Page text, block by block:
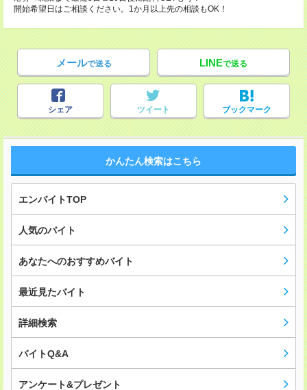
開始希望日はご相談ください。1か月以上先の相談もOK！
メールで送る LINEで送る
シェア ツイート ブックマーク
かんたん検索はこちら
エンバイトTOP
人気のバイト
あなたへのおすすめバイト
最近見たバイト
詳細検索
バイトQ&A
アンケート&プレゼント